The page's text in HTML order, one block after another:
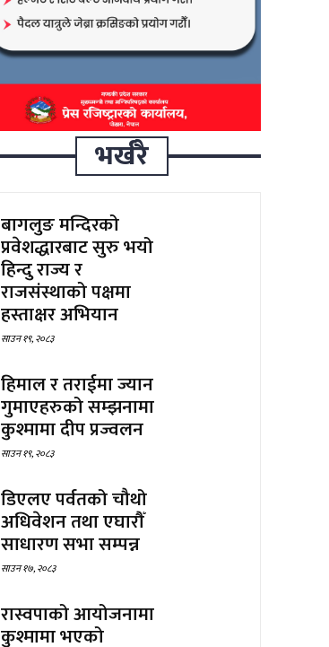
भर्खरै
बागलुङ मन्दिरको
प्रवेशद्धारबाट सुरु भयो
हिन्दु राज्य र
राजसंस्थाको पक्षमा
हस्ताक्षर अभियान
साउन १९, २०८३
हिमाल र तराईमा ज्यान
गुमाएहरुको सम्झनामा
कुश्मामा दीप प्रज्वलन
साउन १९, २०८३
डिएलए पर्वतको चौथो
अधिवेशन तथा एघारौँ
साधारण सभा सम्पन्न
साउन १७, २०८३
रास्वपाको आयोजनामा
कुश्मामा भएको